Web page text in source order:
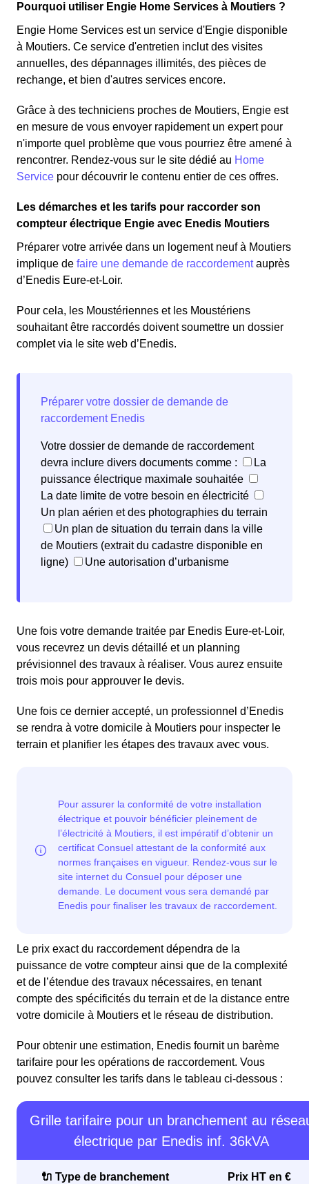
Pourquoi utiliser Engie Home Services à Moutiers ?
Engie Home Services est un service d'Engie disponible
à Moutiers. Ce service d'entretien inclut des visites
annuelles, des dépannages illimités, des pièces de
rechange, et bien d'autres services encore.
Grâce à des techniciens proches de Moutiers, Engie est
en mesure de vous envoyer rapidement un expert pour
n'importe quel problème que vous pourriez être amené à
rencontrer. Rendez-vous sur le site dédié au Home
Service pour découvrir le contenu entier de ces offres.
Les démarches et les tarifs pour raccorder son
compteur électrique Engie avec Enedis Moutiers
Préparer votre arrivée dans un logement neuf à Moutiers
implique de faire une demande de raccordementauprès
d’Enedis Eure-et-Loir.
Pour cela, les Moustériennes et les Moustériens
souhaitant être raccordés doivent soumettre un dossier
complet via le site web d’Enedis.
Votre dossier de demande de raccordement
devra inclure divers documents comme :
La
puissance électrique maximale souhaitée
La date limite de votre besoin en électricité
Un plan aérien et des photographies du terrain
Un plan de situation du terrain dans la ville
de Moutiers (extrait du cadastre disponible en
ligne)
Une autorisation d’urbanisme
Une fois votre demande traitée par Enedis Eure-et-Loir,
vous recevrez un devis détaillé et un planning
prévisionnel des travaux à réaliser. Vous aurez ensuite
trois mois pour approuver le devis.
Une fois ce dernier accepté, un professionnel d’Enedis
se rendra à votre domicile à Moutiers pour inspecter le
terrain et planifier les étapes des travaux avec vous.
Le prix exact du raccordement dépendra de la
puissance de votre compteur ainsi que de la complexité
et de l’étendue des travaux nécessaires, en tenant
compte des spécificités du terrain et de la distance entre
votre domicile à Moutiers et le réseau de distribution.
Pour obtenir une estimation, Enedis fournit un barème
tarifaire pour les opérations de raccordement. Vous
pouvez consulter les tarifs dans le tableau ci-dessous :
Grille tarifaire pour un branchement au
électrique par Enedis inf. 36kVA
🔌 Type de branchement Prix HT en €